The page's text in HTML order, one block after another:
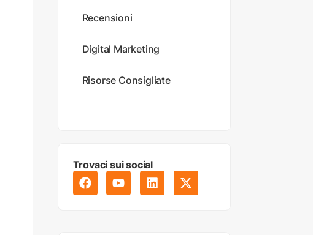
Recensioni
Digital Marketing
Risorse Consigliate
Trovaci sui social